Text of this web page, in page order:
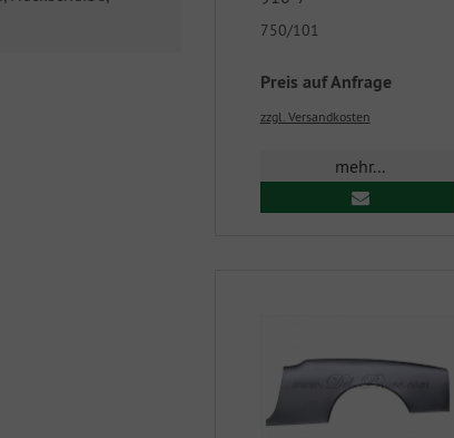
750/101
Preis auf Anfrage
zzgl. Versandkosten
mehr...